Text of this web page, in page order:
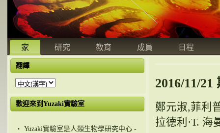
家 研究 教育 成員 日程
翻譯
歡迎來到Yuzaki實驗室
・ Yuzaki實驗室是人類生物學研究中心 -
2016/11/
鄭元淑,菲利
拉德利·T. 海